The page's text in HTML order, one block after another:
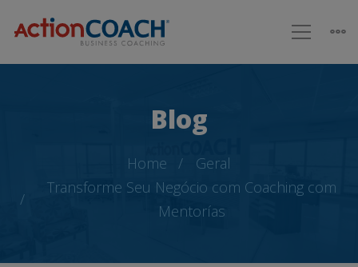
Blog
Home
Geral
Transforme Seu Negócio com Coaching com
Mentorías